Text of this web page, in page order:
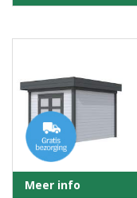
Meer info